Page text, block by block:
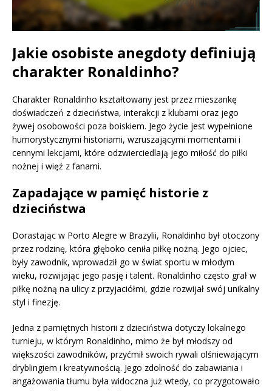
Jakie osobiste anegdoty definiują
charakter Ronaldinho?
Charakter Ronaldinho kształtowany jest przez mieszankę
doświadczeń z dzieciństwa, interakcji z klubami oraz jego
żywej osobowości poza boiskiem. Jego życie jest wypełnione
humorystycznymi historiami, wzruszającymi momentami i
cennymi lekcjami, które odzwierciedlają jego miłość do piłki
nożnej i więź z fanami.
Zapadające w pamięć historie z
dzieciństwa
Dorastając w Porto Alegre w Brazylii, Ronaldinho był otoczony
przez rodzinę, która głęboko ceniła piłkę nożną. Jego ojciec,
były zawodnik, wprowadził go w świat sportu w młodym
wieku, rozwijając jego pasję i talent. Ronaldinho często grał w
piłkę nożną na ulicy z przyjaciółmi, gdzie rozwijał swój unikalny
styl i finezję.
Jedna z pamiętnych historii z dzieciństwa dotyczy lokalnego
turnieju, w którym Ronaldinho, mimo że był młodszy od
większości zawodników, przyćmił swoich rywali olśniewającym
dryblingiem i kreatywnością. Jego zdolność do zabawiania i
angażowania tłumu była widoczna już wtedy, co przygotowało